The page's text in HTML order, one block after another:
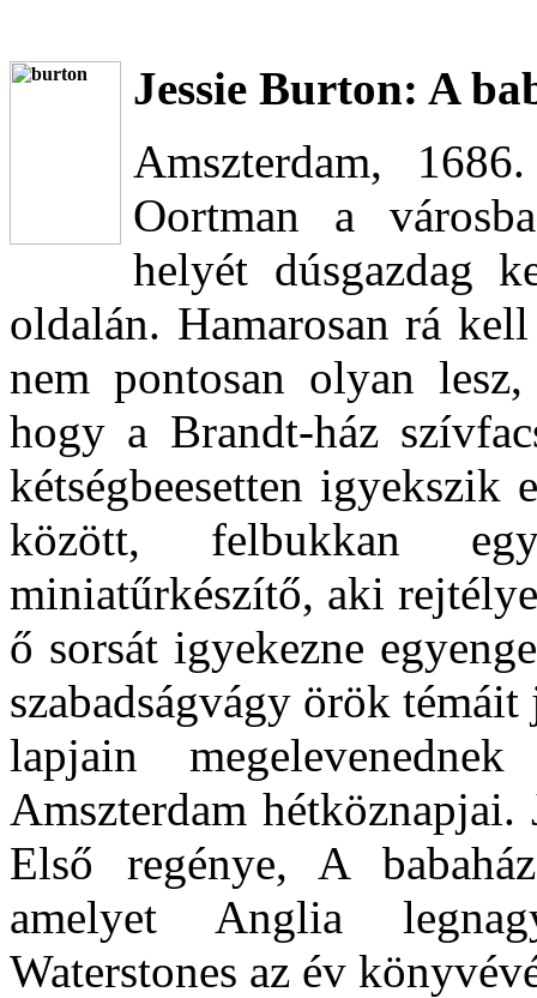
Jessie Burton: A
Amszterdam,
Oortman a
helyét dúsgazdag
oldalán. Hamarosan rá
nem pontosan olyan
hogy a Brandt-ház
kétségbeesetten
között, felbukkan
miniatűrkészítő, aki
ő sorsát igyekezne
szabadságvágy örök
lapjain
Amszterdam
Első regénye, A
amelyet Anglia
Waterstones az év